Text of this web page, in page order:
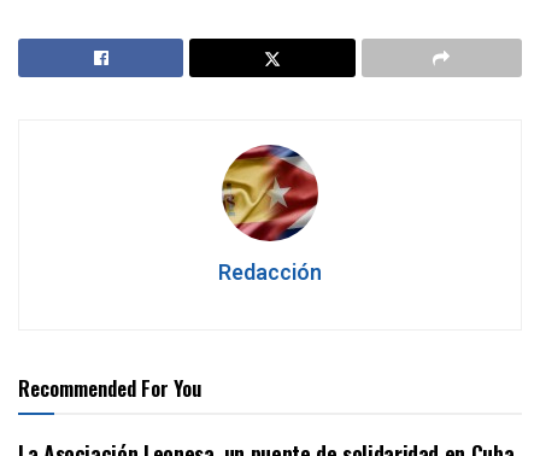
Redacción
Recommended For You